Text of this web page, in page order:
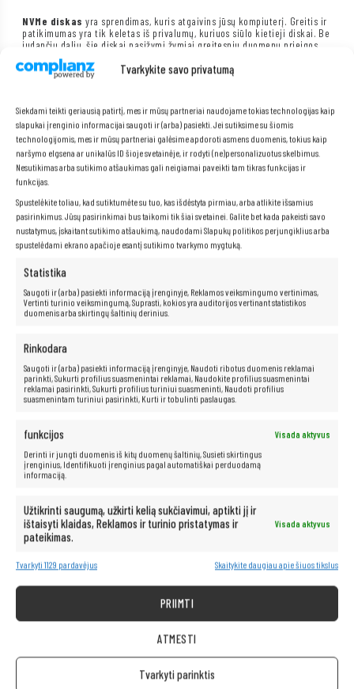
Tvarkykite savo privatumą
Siekdami teikti geriausią patirtį, mes ir mūsų partneriai naudojame tokias technologijas kaip
slapukai įrenginio informacijai saugoti ir (arba) pasiekti. Jei sutiksime su šiomis
technologijomis, mes ir mūsų partneriai galėsime apdoroti asmens duomenis, tokius kaip
naršymo elgsena ar unikalūs ID šioje svetainėje, ir rodyti (ne)personalizuotus skelbimus.
Nesutikimas arba sutikimo atšaukimas gali neigiamai paveikti tam tikras funkcijas ir
funkcijas.
Spustelėkite toliau, kad sutiktumėte su tuo, kas išdėstyta pirmiau, arba atlikite išsamius
pasirinkimus. Jūsų pasirinkimai bus taikomi tik šiai svetainei. Galite bet kada pakeisti savo
nustatymus, įskaitant sutikimo atšaukimą, naudodami Slapukų politikos perjungiklius arba
spustelėdami ekrano apačioje esantį sutikimo tvarkymo mygtuką.
Statistika
Saugoti ir (arba) pasiekti informaciją įrenginyje, Reklamos veiksmingumo vertinimas,
Vertinti turinio veiksmingumą, Suprasti, kokios yra auditorijos vertinant statistikos
duomenis arba skirtingų šaltinių derinius.
Rinkodara
Saugoti ir (arba) pasiekti informaciją įrenginyje, Naudoti ribotus duomenis reklamai
parinkti, Sukurti profilius suasmenintai reklamai, Naudokite profilius suasmenintai
reklamai pasirinkti, Sukurti profilius turiniui suasmeninti, Naudoti profilius
suasmenintam turiniui pasirinkti, Kurti ir tobulinti paslaugas.
funkcijos
Visada aktyvus
Derinti ir jungti duomenis iš kitų duomenų šaltinių, Susieti skirtingus
įrenginius, Identifikuoti įrenginius pagal automatiškai perduodamą
informaciją.
Užtikrinti saugumą, užkirti kelią sukčiavimui, aptikti jį ir
ištaisyti klaidas, Reklamos ir turinio pristatymas ir
pateikimas.
Visada aktyvus
Tvarkyti 1129 pardavėjus Skaitykite daugiau apie šiuos tikslus
PRIIMTI
ATMESTI
Tvarkyti parinktis
NVMe diskas yra sprendimas, kuris atgaivins jūsų kompiuterį. Greitis ir
patikimumas yra tik keletas iš privalumų, kuriuos siūlo kietieji diskai. Be
judančių dalių, šie diskai pasižymi žymiai greitesniu duomenų prieigos
laiku, tyliu veikimu ir dideliu atsparumu mechaniniams pažeidimams. Jie
yra idealus sprendimas tiems, kuriems reikia galingos įrangos darbui ar
pramogoms.
„Intel Core i5“
galingo ir greito kompiuterio. Jie padidina našumą, leidžia vartotojams
greitai atidaryti failus ir programas bei akimirksniu pereiti iš vienos
programos ar interneto puslapio į kitą. Be to, šie procesoriai siūlo
išskirtines pramogų galimybes ir sklandų aukštos raiškos vaizdo įrašų
atkūrimą.
Neribotos multimedijos galimybės yra
Kompiuteris taip pat idealiai tinka visoms multimedijos programoms.
Be vargo transliuokite filmus ir muziką geriausia kokybe iš tokių
„Facebook“.